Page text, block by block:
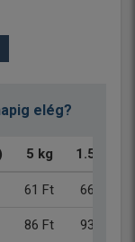
elég?
5 kg 1.5 kg
61 Ft 66 Ft
86 Ft 93 Ft